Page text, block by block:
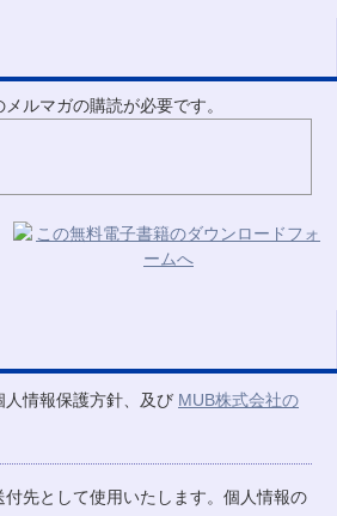
ルマガの購読が必要です。
情報保護方針、及び MUB株式会社の
先として使用いたします。個人情報の